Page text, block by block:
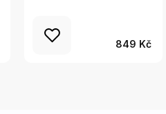
849 Kč